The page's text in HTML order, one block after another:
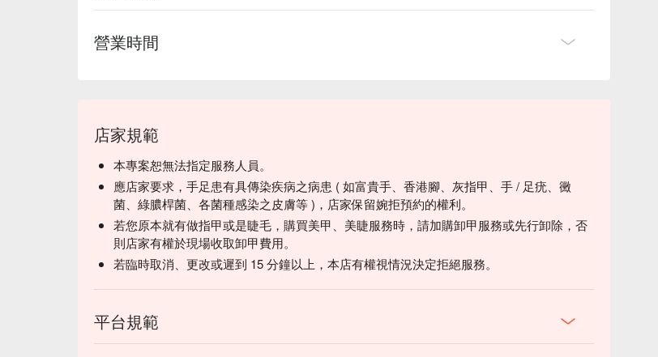
營業時間
店家規範
本專案恕無法指定服務人員。
應店家要求，手足患有具傳染疾病之病患 ( 如富貴手、香港腳、灰指甲、手 / 足疣、黴
菌、綠膿桿菌、各菌種感染之皮膚等 )，店家保留婉拒預約的權利。
若您原本就有做指甲或是睫毛，購買美甲、美睫服務時，請加購卸甲服務或先行卸除，否
則店家有權於現場收取卸甲費用。
若臨時取消、更改或遲到 15 分鐘以上，本店有權視情況決定拒絕服務。
平台規範